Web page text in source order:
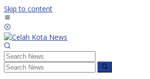
Skip to content